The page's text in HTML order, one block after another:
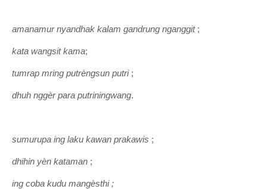
amanamur nyandhak kalam gandrung nganggit;
kata wangsit kama;
tumrap mring putrèngsun putri;
dhuh nggèr para putriningwang.
sumurupa ing laku kawan prakawis ;
dhihin yèn kataman ;
ing coba kudu mangèsthi ;